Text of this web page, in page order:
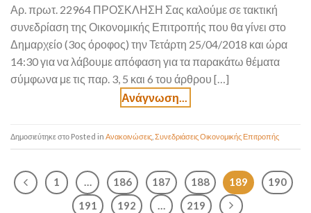
Αρ. πρωτ. 22964 ΠΡΟΣΚΛΗΣΗ Σας καλούμε σε τακτική
συνεδρίαση της Οικονομικής Επιτροπής που θα γίνει στο
Δημαρχείο (3ος όροφος) την Τετάρτη 25/04/2018 και ώρα
14:30 για να λάβουμε απόφαση για τα παρακάτω θέματα
σύμφωνα με τις παρ. 3, 5 και 6 του άρθρου […]
Posted in Ανακοινώσεις Συνεδριάσεις Οικονομικής Επιτροπής
1 … 186 187 188 189
190
191
192 … 219